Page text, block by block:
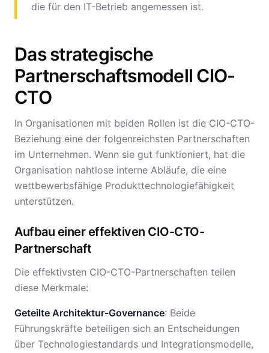
die für den IT-Betrieb angemessen ist.
Das strategische
Partnerschaftsmodell CIO-
CTO
In Organisationen mit beiden Rollen ist die CIO-CTO-
Beziehung eine der folgenreichsten Partnerschaften
im Unternehmen. Wenn sie gut funktioniert, hat die
Organisation nahtlose interne Abläufe, die eine
wettbewerbsfähige Produkttechnologiefähigkeit
unterstützen.
Aufbau einer effektiven CIO-CTO-
Partnerschaft
Die effektivsten CIO-CTO-Partnerschaften teilen
diese Merkmale:
Geteilte Architektur-Governance: Beide
Führungskräfte beteiligen sich an Entscheidungen
über Technologiestandards und Integrationsmodelle,